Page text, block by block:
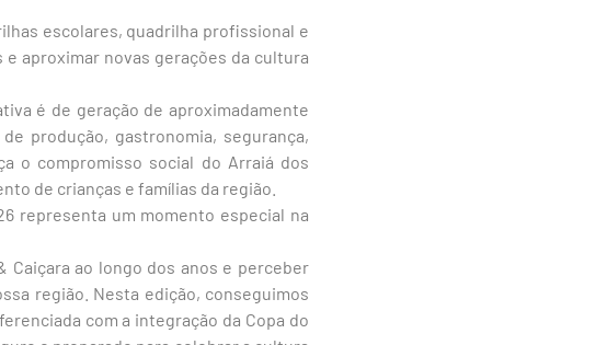
escolares, quadrilha profissional e
aproximar novas gerações da cultura
é de geração de aproximadamente
produção, gastronomia, segurança,
o compromisso social do Arraiá dos
de crianças e famílias da região.
representa um momento especial na
Caiçara ao longo dos anos e perceber
região. Nesta edição, conseguimos
com a integração da Copa do